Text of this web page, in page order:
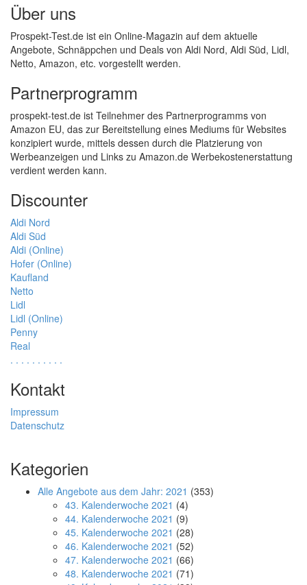
Über uns
Prospekt-Test.de ist ein Online-Magazin auf dem aktuelle
Angebote, Schnäppchen und Deals von Aldi Nord, Aldi Süd, Lidl,
Netto, Amazon, etc. vorgestellt werden.
Partnerprogramm
prospekt-test.de ist Teilnehmer des Partnerprogramms von
Amazon EU, das zur Bereitstellung eines Mediums für Websites
konzipiert wurde, mittels dessen durch die Platzierung von
Werbeanzeigen und Links zu Amazon.de Werbekostenerstattung
verdient werden kann.
Discounter
Aldi Nord
Aldi Süd
Aldi (Online)
Hofer (Online)
Kaufland
Netto
Lidl
Lidl (Online)
Penny
Real
. . . . . . . . . .
Kontakt
Impressum
Datenschutz
Kategorien
Alle Angebote aus dem Jahr: 2021 (353)
43. Kalenderwoche 2021 (4)
44. Kalenderwoche 2021 (9)
45. Kalenderwoche 2021 (28)
46. Kalenderwoche 2021 (52)
47. Kalenderwoche 2021 (66)
48. Kalenderwoche 2021 (71)